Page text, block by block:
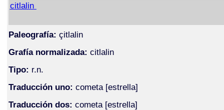
citlalin
Paleografía: çitlalin
Grafía normalizada: citlalin
Tipo: r.n.
Traducción uno: cometa [estrella]
Traducción dos: cometa [estrella]